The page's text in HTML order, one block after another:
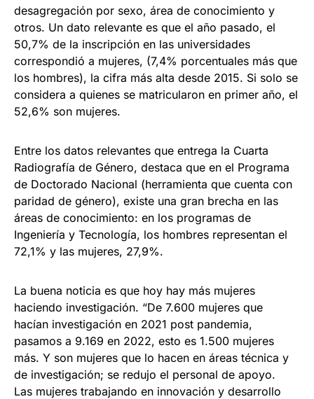
desagregación por sexo, área de conocimiento y
otros. Un dato relevante es que el año pasado, el
50,7% de la inscripción en las universidades
correspondió a mujeres, (7,4% porcentuales más que
los hombres), la cifra más alta desde 2015. Si solo se
considera a quienes se matricularon en primer año, el
52,6% son mujeres.
Entre los datos relevantes que entrega la Cuarta
Radiografía de Género, destaca que en el Programa
de Doctorado Nacional (herramienta que cuenta con
paridad de género), existe una gran brecha en las
áreas de conocimiento: en los programas de
Ingeniería y Tecnología, los hombres representan el
72,1% y las mujeres, 27,9%.
La buena noticia es que hoy hay más mujeres
haciendo investigación. “De 7.600 mujeres que
hacían investigación en 2021 post pandemia,
pasamos a 9.169 en 2022, esto es 1.500 mujeres
más. Y son mujeres que lo hacen en áreas técnica y
de investigación; se redujo el personal de apoyo.
Las mujeres trabajando en innovación y desarrollo